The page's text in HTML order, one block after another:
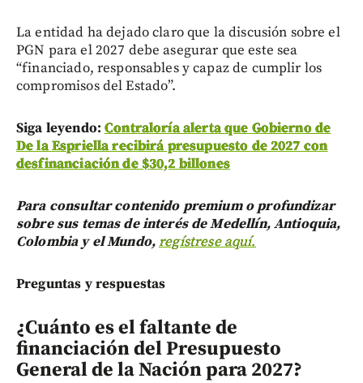
La entidad ha dejado claro que la discusión sobre el
PGN para el 2027 debe asegurar que este sea
“financiado, responsables y capaz de cumplir los
compromisos del Estado”.
Siga leyendo:Contraloría alerta que Gobierno de
De la Espriella recibirá presupuesto de 2027 con
desfinanciación de $30,2 billones
Para consultar contenido premium o profundizar
sobre sus temas de interés de Medellín, Antioquia,
Colombia y el Mundo,regístrese aquí.
Preguntas y respuestas
¿Cuánto es el faltante de
financiación del Presupuesto
General de la Nación para 2027?